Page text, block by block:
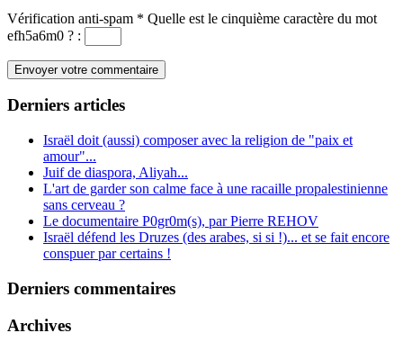
Vérification anti-spam * Quelle est le cinquième caractère du mot
efh5a6m0 ? :
Derniers articles
Israël doit (aussi) composer avec la religion de "paix et
amour"...
Juif de diaspora, Aliyah...
L'art de garder son calme face à une racaille propalestinienne
sans cerveau ?
Le documentaire P0gr0m(s), par Pierre REHOV
Israël défend les Druzes (des arabes, si si !)... et se fait encore
conspuer par certains !
Derniers commentaires
Archives